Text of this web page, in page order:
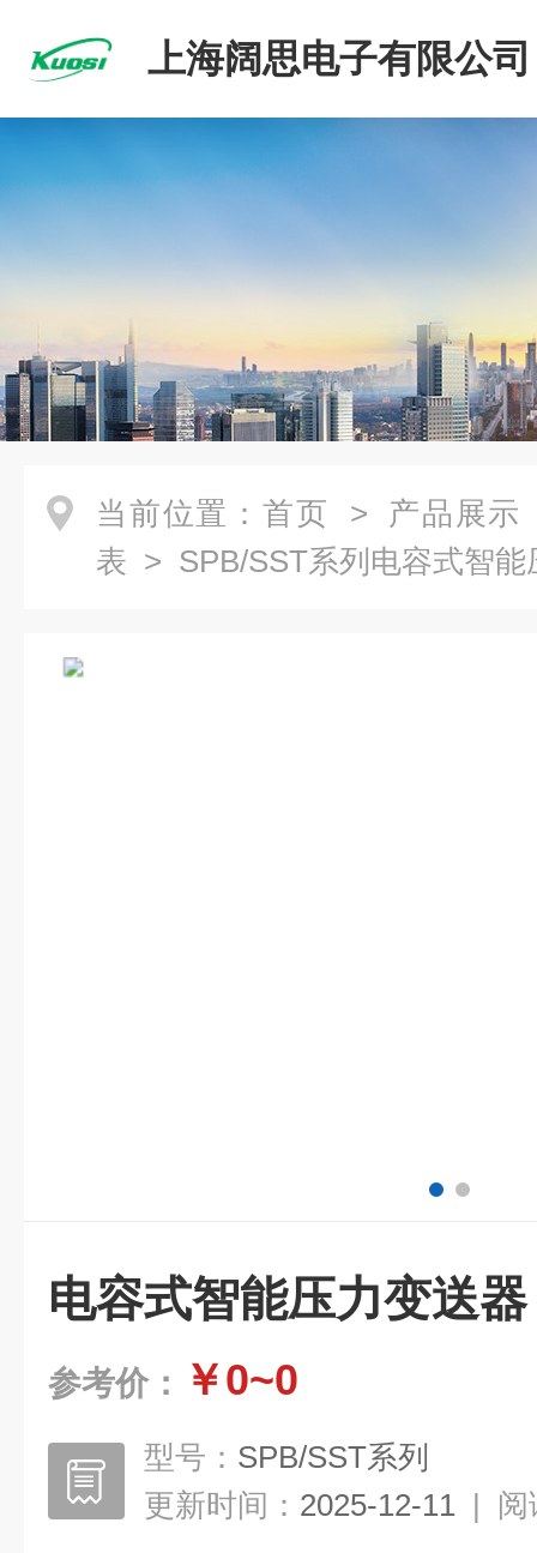
上海阔思电子有限公司
当前位置： 首页 > 产品展示
表 > SPB/SST系列电容式智能
电容式智能压力变送器
参考价： ￥0~0
型号： SPB/SST系列
更新时间： 2025-12-11 | 阅